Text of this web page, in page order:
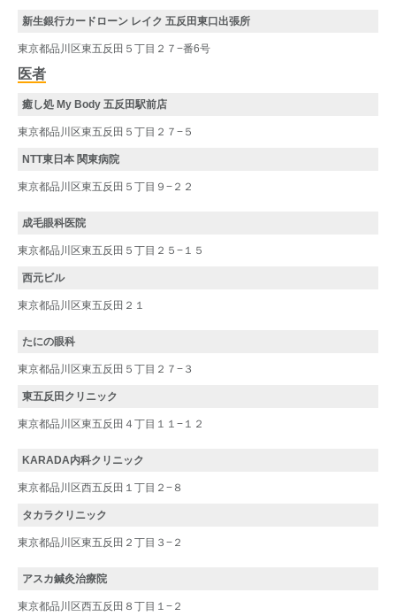
新生銀行カードローン レイク 五反田東口出張所
東京都品川区東五反田５丁目２７−番6号
医者
癒し処 My Body 五反田駅前店
東京都品川区東五反田５丁目２７−５
NTT東日本 関東病院
東京都品川区東五反田５丁目９−２２
成毛眼科医院
東京都品川区東五反田５丁目２５−１５
西元ビル
東京都品川区東五反田２１
たにの眼科
東京都品川区東五反田５丁目２７−３
東五反田クリニック
東京都品川区東五反田４丁目１１−１２
KARADA内科クリニック
東京都品川区西五反田１丁目２−８
タカラクリニック
東京都品川区東五反田２丁目３−２
アスカ鍼灸治療院
東京都品川区西五反田８丁目１−２